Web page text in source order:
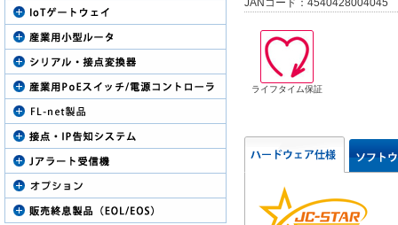
JANコード：4540428004045
ライフタイム保証